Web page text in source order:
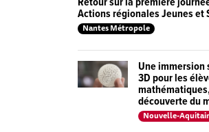
Actions régionales Jeunes et
Nantes Métropole
Une
3D pour les
découverte du
Nouvelle-